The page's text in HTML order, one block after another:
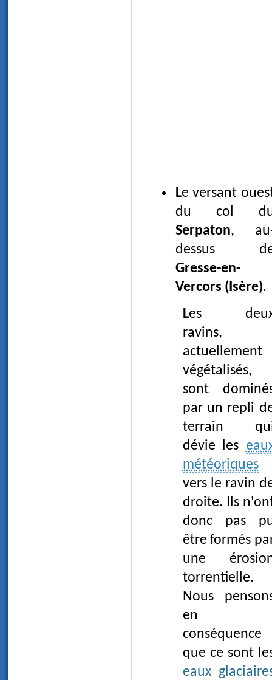
Le versant ouest
du col
Serpaton,
dessus
Gresse-en-
Vercors (Isère).
Les deux
ravins,
actuellement
végétalisés,
sont
par un repli
terrain
dévie les
météoriques
vers le ravin
droite. Ils
donc pas
être formés
une
torrentielle.
Nous
en
conséquence
que ce sont
eaux